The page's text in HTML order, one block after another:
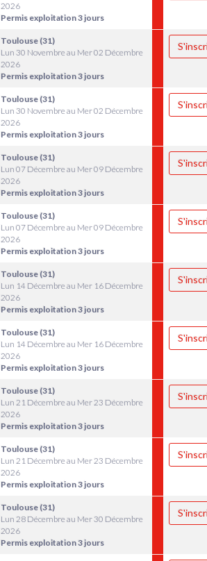
2026
Permis exploitation 3 jours
Toulouse (31)
Lun 30 Novembre au Mer 02 Décembre
2026
Permis exploitation 3 jours
Toulouse (31)
Lun 30 Novembre au Mer 02 Décembre
2026
Permis exploitation 3 jours
Toulouse (31)
Lun 07 Décembre au Mer 09 Décembre
2026
Permis exploitation 3 jours
Toulouse (31)
Lun 07 Décembre au Mer 09 Décembre
2026
Permis exploitation 3 jours
Toulouse (31)
Lun 14 Décembre au Mer 16 Décembre
2026
Permis exploitation 3 jours
Toulouse (31)
Lun 14 Décembre au Mer 16 Décembre
2026
Permis exploitation 3 jours
Toulouse (31)
Lun 21 Décembre au Mer 23 Décembre
2026
Permis exploitation 3 jours
Toulouse (31)
Lun 21 Décembre au Mer 23 Décembre
2026
Permis exploitation 3 jours
Toulouse (31)
Lun 28 Décembre au Mer 30 Décembre
2026
Permis exploitation 3 jours